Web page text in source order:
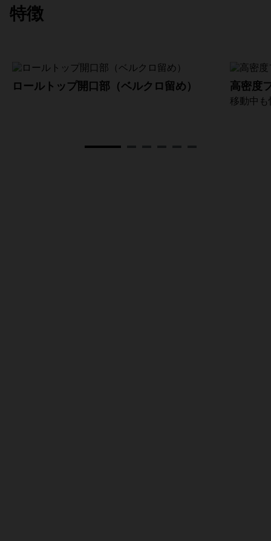
特徴
ロールトップ開口部（ベルクロ留め） 高密度
移動中